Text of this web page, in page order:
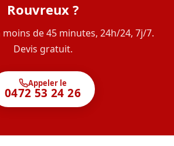
Rouvreux ?
de 45 minutes, 24h/24, 7j/7.
Devis gratuit.
Appeler le
0472 53 24 26